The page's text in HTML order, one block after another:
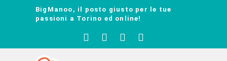
BigManoo, il posto giusto per le tue
passioni a Torino ed online!